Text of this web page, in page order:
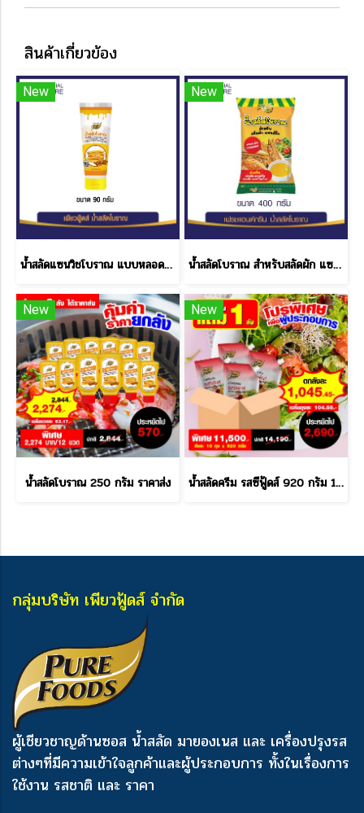
สินค้าเกี่ยวข้อง
New
น้ำสลัดแซนวิชโบราณ แบบหลอด ขนาด 90 กรัม
New
น้ำสลัดโบราณ สำหรับสลัดผัก แซนด์วิช โบราณ เฟรช & กรีน ขนาด 400 กรัม
New
น้ำสลัดโบราณ 250 กรัม ราคาส่ง
New
น้ำสลัดครีม รสซีฟู้ดส์ 920 กรัม 10 ลัง แถม 1 ลัง
กลุ่มบริษัท เพียวฟู้ดส์ จำกัด
ผู้เชียวชาญด้านซอส น้ำสลัด มายองเนส และ เครื่องปรุงรส
ต่างๆที่มีความเข้าใจลูกค้าและผู้ประกอบการ ทั้งในเรื่องการ
ใช้งาน รสชาติ และ ราคา